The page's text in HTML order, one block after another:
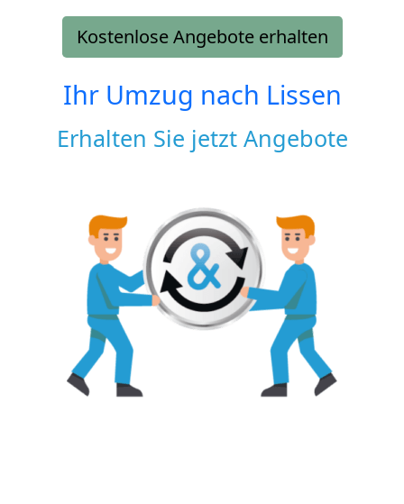
Kostenlose Angebote erhalten
Ihr Umzug nach Lissen
Erhalten Sie jetzt Angebote